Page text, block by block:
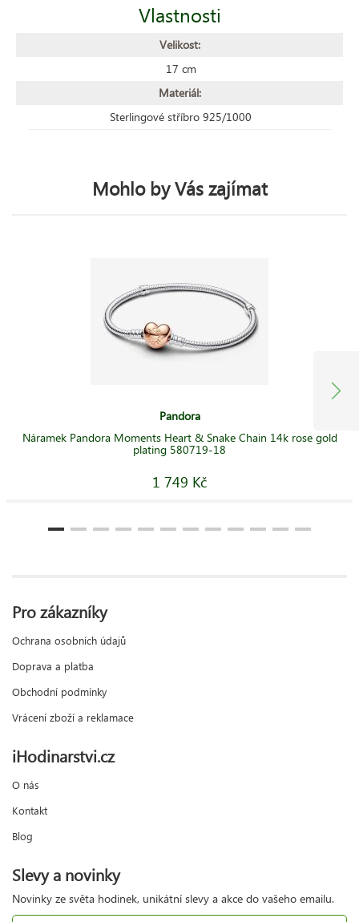
Vlastnosti
Velikost:
17 cm
Materiál:
Sterlingové stříbro 925/1000
Mohlo by Vás zajímat
Pandora
Náramek Pandora Moments Heart & Snake Chain 14k rose gold
plating 580719-18
1 749 Kč
Pro zákazníky
Ochrana osobních údajů
Doprava a platba
Obchodní podmínky
Vrácení zboží a reklamace
iHodinarstvi.cz
O nás
Kontakt
Blog
Slevy a novinky
Novinky ze světa hodinek, unikátní slevy a akce do vašeho emailu.